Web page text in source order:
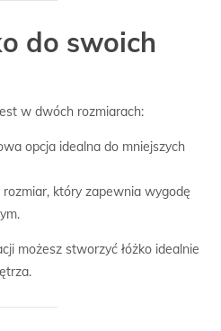
do swoich
w dwóch rozmiarach:
opcja idealna do mniejszych
rozmiar, który zapewnia wygodę
możesz stworzyć łóżko idealnie